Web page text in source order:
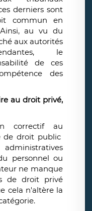
derniers sont
commun en
au vu du
aux autorités
le
de ces
des
au droit privé,
correctif au
de droit public
personnel ou
ne manque
de droit privé
cela n'altère la